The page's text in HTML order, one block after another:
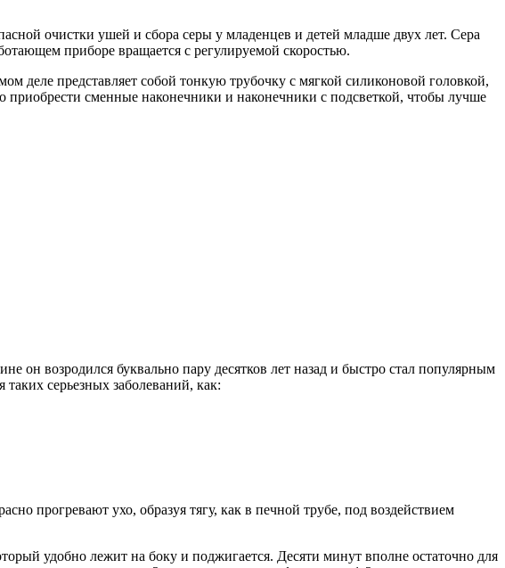
очистки ушей и сбора серы у младенцев и детей младше двух лет. Сера
приборе вращается с регулируемой скоростью.
представляет собой тонкую трубочку с мягкой силиконовой головкой,
приобрести сменные наконечники и наконечники с подсветкой, чтобы лучше
возродился буквально пару десятков лет назад и быстро стал популярным
серьезных заболеваний, как:
прогревают ухо, образуя тягу, как в печной трубе, под воздействием
удобно лежит на боку и поджигается. Десяти минут вполне остаточно для